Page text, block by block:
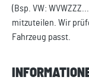
(Bsp. VW:
mitzuteilen. Wir
Fahrzeug passt.